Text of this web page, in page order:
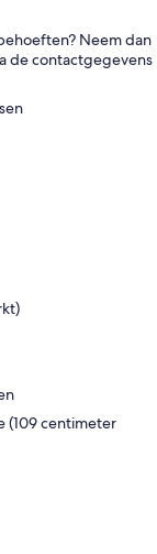
Neem dan
de contactgegevens
(109 centimeter